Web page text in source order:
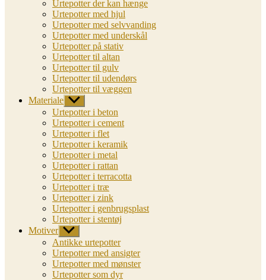
Urtepotter der kan hænge
Urtepotter med hjul
Urtepotter med selvvanding
Urtepotter med underskål
Urtepotter på stativ
Urtepotter til altan
Urtepotter til gulv
Urtepotter til udendørs
Urtepotter til væggen
Materiale Vis
undermenu
Urtepotter i beton
Urtepotter i cement
Urtepotter i flet
Urtepotter i keramik
Urtepotter i metal
Urtepotter i rattan
Urtepotter i terracotta
Urtepotter i træ
Urtepotter i zink
Urtepotter i genbrugsplast
Urtepotter i stentøj
Motiver Vis
undermenu
Antikke urtepotter
Urtepotter med ansigter
Urtepotter med mønster
Urtepotter som dyr